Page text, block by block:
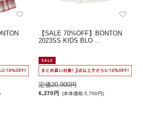
【SALE 70%OFF】BONTON
2023SS KIDS BLO …
定価20,900円
6,270円 (本体価格:5,700円)